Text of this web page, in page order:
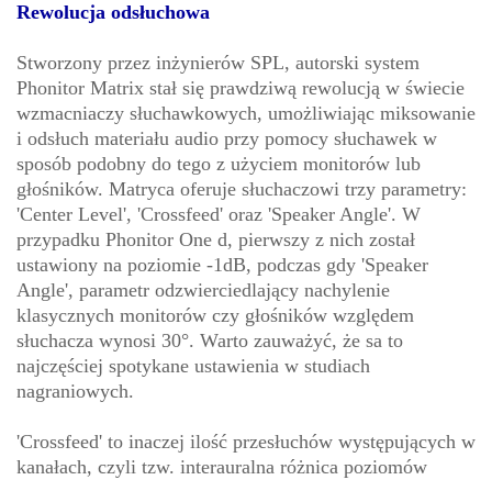
Rewolucja odsłuchowa
Stworzony przez inżynierów SPL, autorski system
Phonitor Matrix stał się prawdziwą rewolucją w świecie
wzmacniaczy słuchawkowych, umożliwiając miksowanie
i odsłuch materiału audio przy pomocy słuchawek w
sposób podobny do tego z użyciem monitorów lub
głośników. Matryca oferuje słuchaczowi trzy parametry:
'Center Level', 'Crossfeed' oraz 'Speaker Angle'. W
przypadku Phonitor One d, pierwszy z nich został
ustawiony na poziomie -1dB, podczas gdy 'Speaker
Angle', parametr odzwierciedlający nachylenie
klasycznych monitorów czy głośników względem
słuchacza wynosi 30°. Warto zauważyć, że sa to
najczęściej spotykane ustawienia w studiach
nagraniowych.
'Crossfeed' to inaczej ilość przesłuchów występujących w
kanałach, czyli tzw. interauralna różnica poziomów